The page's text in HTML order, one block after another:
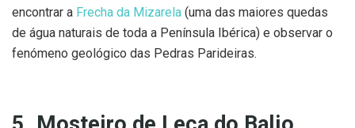
encontrar a Frecha da Mizarela (uma das maiores quedas
de água naturais de toda a Península Ibérica) e observar o
fenómeno geológico das Pedras Parideiras.